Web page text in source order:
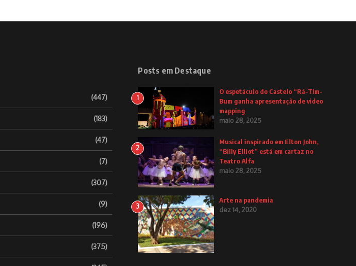
(447)
(183)
(47)
(7)
(307)
(9)
(196)
(375)
Posts em Destaque
1
O espetáculo do Castelo “Rá-Tim-
Bum ganha apresentação de video
mapping
maio 28, 2025
2
Musical inspirado em Elton John,
“Billy Elliot” está em cartaz no
Teatro Alfa
maio 28, 2025
3
Arte na pandemia
dez 14, 2020